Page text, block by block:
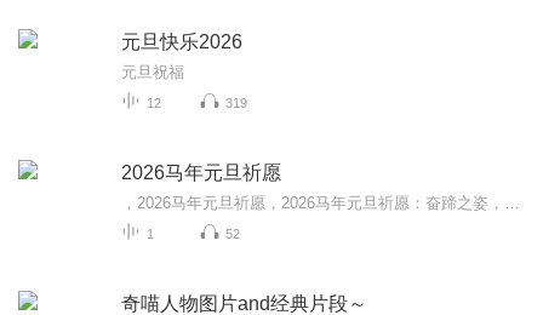
元旦快乐2026
元旦祝福
12 319
2026马年元旦祈愿
1 52
奇喵人物图片and经典片段～